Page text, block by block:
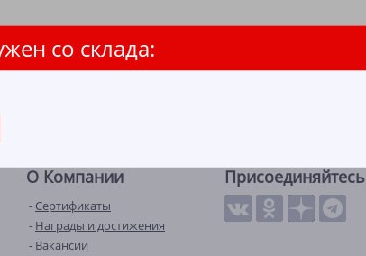
со склада:
О Компании
Сертификаты
Награды и достижения
Вакансии
Присоединяйтесь